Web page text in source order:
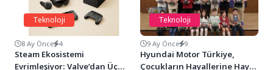
Teknoloji
8 Ay Önce 4
Steam Ekosistemi
Evrimleşiyor: Valve’dan Üç
Teknoloji
9 Ay Önce 9
Hyundai Motor Türkiye,
Çocukların Hayallerine Hayat